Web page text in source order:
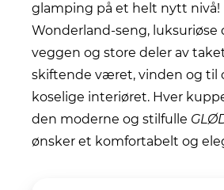
glamping på et helt nytt
Wonderland-seng,
veggen og store deler av
skiftende været, vinden og til
koselige interiøret. Hver
den moderne og stilfulle
ønsker et komfortabelt og